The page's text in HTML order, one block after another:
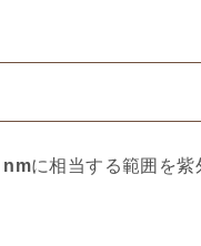
nmに相当する範囲を